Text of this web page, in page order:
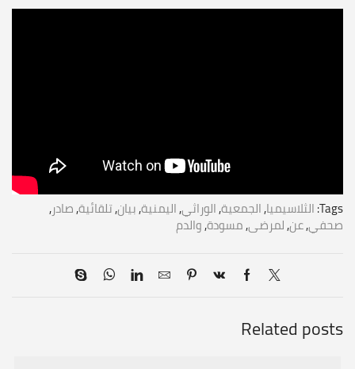
Tags: الثلاسيميا,الجمعية,الوراثي,اليمنية,بيان,تلقائية,صادر,
صحفي,عن,لمرضى,مسودة,والدم
Related posts